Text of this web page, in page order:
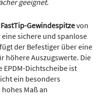
geeignet.
Gewindespitzevon
sichere und spanlose
der Befestiger über eine
höhere Auszugswerte. Die
Dichtscheibe ist
ein besonders
Maß an